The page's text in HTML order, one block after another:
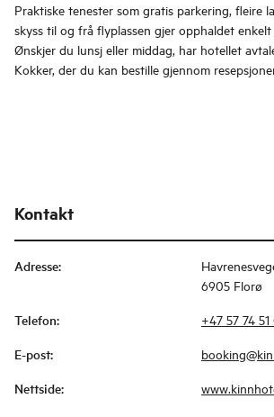
Praktiske tenester som gratis parkering, fleire
skyss til og frå flyplassen gjer opphaldet enkelt
Ønskjer du lunsj eller middag, har hotellet
Kokker, der du kan bestille gjennom
Kontakt
Adresse:
6905 Florø
Telefon: +47 57 74
E-post:
Nettside: